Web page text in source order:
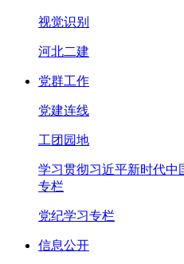
视觉识别
河北二建
党群工作
党建连线
工团园地
学习贯彻习近平新时代中
专栏
党纪学习专栏
信息公开